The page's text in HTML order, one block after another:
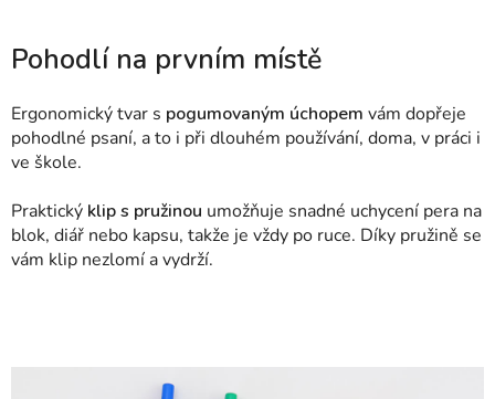
Pohodlí na prvním místě
Ergonomický tvar s pogumovaným úchopem vám dopřeje
pohodlné psaní, a to i při dlouhém používání, doma, v práci i
ve škole.
Praktický klip s pružinou umožňuje snadné uchycení pera na
blok, diář nebo kapsu, takže je vždy po ruce. Díky pružině se
vám klip nezlomí a vydrží.